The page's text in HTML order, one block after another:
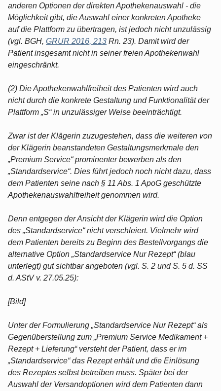
anderen Optionen der direkten Apothekenauswahl - die
Möglichkeit gibt, die Auswahl einer konkreten Apotheke
auf die Plattform zu übertragen, ist jedoch nicht unzulässig
(vgl. BGH, GRUR 2016, 213 Rn. 23). Damit wird der
Patient insgesamt nicht in seiner freien Apothekenwahl
eingeschränkt.
(2) Die Apothekenwahlfreiheit des Patienten wird auch
nicht durch die konkrete Gestaltung und Funktionalität der
Plattform „S“ in unzulässiger Weise beeinträchtigt.
Zwar ist der Klägerin zuzugestehen, dass die weiteren von
der Klägerin beanstandeten Gestaltungsmerkmale den
„Premium Service“ prominenter bewerben als den
„Standardservice“. Dies führt jedoch noch nicht dazu, dass
dem Patienten seine nach § 11 Abs. 1 ApoG geschützte
Apothekenauswahlfreiheit genommen wird.
Denn entgegen der Ansicht der Klägerin wird die Option
des „Standardservice“ nicht verschleiert. Vielmehr wird
dem Patienten bereits zu Beginn des Bestellvorgangs die
alternative Option „Standardservice Nur Rezept“ (blau
unterlegt) gut sichtbar angeboten (vgl. S. 2 und S. 5 d. SS
d. AStV v. 27.05.25):
[Bild]
Unter der Formulierung „Standardservice Nur Rezept“ als
Gegenüberstellung zum „Premium Service Medikament +
Rezept + Lieferung“ versteht der Patient, dass er im
„Standardservice“ das Rezept erhält und die Einlösung
des Rezeptes selbst betreiben muss. Später bei der
Auswahl der Versandoptionen wird dem Patienten dann